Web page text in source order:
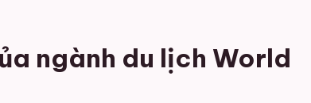
ngành du lịch World